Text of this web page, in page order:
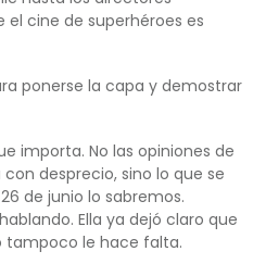
cine de superhéroes es
ponerse la capa y demostrar
importa. No las opiniones de
desprecio, sino lo que se
de junio lo sabremos.
Ella ya dejó claro que
tampoco le hace falta.